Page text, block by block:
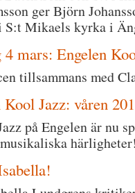
ger Björn
S:t Mikaels kyrka i
mars: Engelen
tillsammans med
Jazz: våren
på Engelen är nu